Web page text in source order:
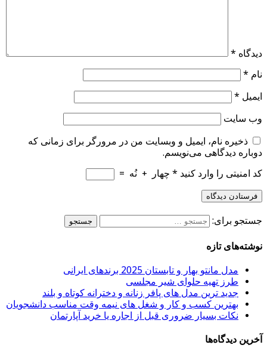
دیدگاه *
نام *
ایمیل *
وب‌ سایت
ذخیره نام، ایمیل و وبسایت من در مرورگر برای زمانی که
دوباره دیدگاهی می‌نویسم.
کد امنیتی را وارد کنید * چهار + نُه =
جستجو برای:
نوشته‌های تازه
مدل مانتو بهار و تابستان 2025 برندهای ایرانی
طرز تهیه حلوای شیر مجلسی
جدید ترین مدل های پافر زنانه و دخترانه کوتاه و بلند
بهترین کسب و کار و شغل های نیمه وقت مناسب دانشجویان
نکات بسیار ضروری قبل از اجاره یا خرید آپارتمان
آخرین دیدگاه‌ها